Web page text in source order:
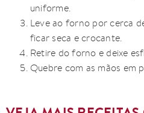
uniforme.
Leve ao forno por cerca
ficar seca e crocante.
Retire do forno e deixe
Quebre com as mãos em